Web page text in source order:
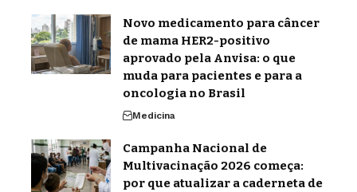
Novo medicamento para câncer
de mama HER2-positivo
aprovado pela Anvisa: o que
muda para pacientes e para a
oncologia no Brasil
Medicina
Campanha Nacional de
Multivacinação 2026 começa:
por que atualizar a caderneta de